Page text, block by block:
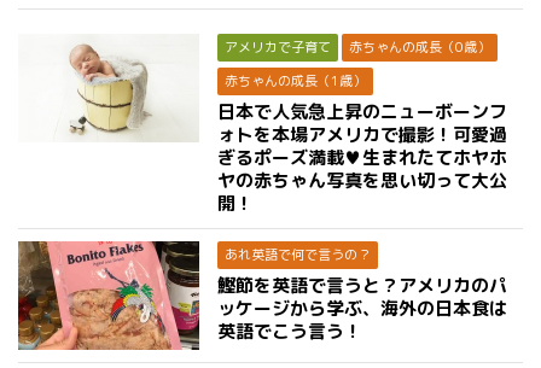
アメリカで子育て
赤ちゃんの成長（0歳）
赤ちゃんの成長（1歳）
日本で人気急上昇のニューボーンフ
ォトを本場アメリカで撮影！可愛過
ぎるポーズ満載♥生まれたてホヤホ
ヤの赤ちゃん写真を思い切って大公
開！
あれ英語で何で言うの？
鰹節を英語で言うと？アメリカのパ
ッケージから学ぶ、海外の日本食は
英語でこう言う！